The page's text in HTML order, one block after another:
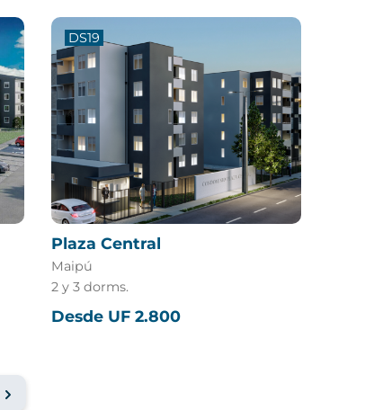
DS19
Plaza Central
Maipú
2 y 3 dorms.
Desde UF 2.800